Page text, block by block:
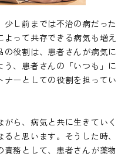
少し前までは不治の病だった
って共存できる病気も増え
の役割は、患者さんが病気に
、患者さんの「いつも」に
ナーとしての役割を担ってい
ら、病気と共に生きていく
と思います。そうした時、
務として、患者さんが薬物